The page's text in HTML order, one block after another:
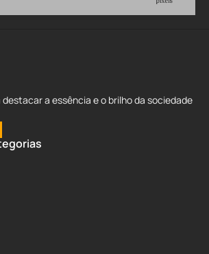
a essência e o brilho da sociedade